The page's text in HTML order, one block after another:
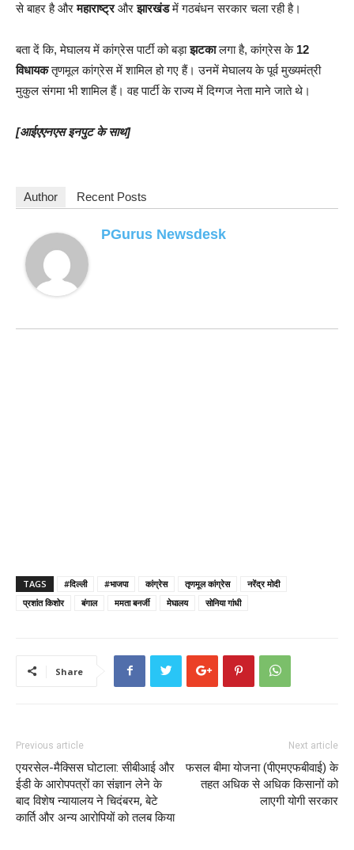
से बाहर है औरमहाराष्ट्रऔरझारखंडमें गठबंधन सरकार चला रही है।
बता दें कि, मेघालय में कांग्रेस पार्टी को बड़ाझटकालगा है, कांग्रेस के 12
विधायकतृणमूल कांग्रेस में शामिल हो गए हैं। उनमें मेघालय के पूर्व मुख्यमंत्री
मुकुल संगमा भी शामिल हैं। वह पार्टी के राज्य में दिग्गज नेता माने जाते थे।
[आईएएनएस इनपुट के साथ]
Author Recent Posts
PGurus Newsdesk
TAGS #दिल्ली #भाजपा कांग्रेस तृणमूल कांग्रेस
नरेंद्र मोदी
प्रशांत किशोर
बंगाल ममता बनर्जी मेघालय सोनिया गांधी
Share
Previous article
एयरसेल-मैक्सिस घोटाला: सीबीआई और
ईडी के आरोपपत्रों का संज्ञान लेने के
बाद विशेष न्यायालय ने चिदंबरम, बेटे
कार्ति और अन्य आरोपियों को तलब किया
Next article
फसल बीमा योजना (पीएमएफबीवाई) के
तहत अधिक से अधिक किसानों को
लाएगी योगी सरकार